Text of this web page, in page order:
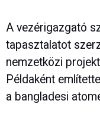
A vezérigazgató
tapasztalatot
nemzetközi
Példaként
a bangladesi